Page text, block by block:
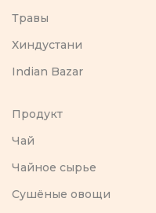
Травы
Хиндустани
Indian Bazar
Продукт
Чай
Чайное сырье
Сушёные овощи